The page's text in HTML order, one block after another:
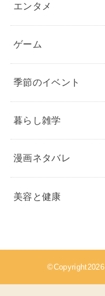
エンタメ
ゲーム
季節のイベント
暮らし雑学
漫画ネタバレ
美容と健康
©Copyright2026